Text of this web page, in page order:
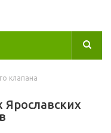
клапана